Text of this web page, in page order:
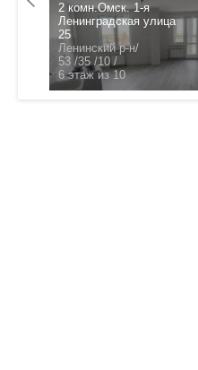
2 комн.Омск. 1-я
Ленинградская улица
25
Ленинский р-н/
53 /35 /10 /
6 этаж из 10